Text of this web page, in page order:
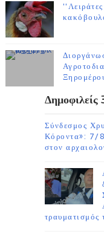
Σύνδεσμος
Κόροντα»: 7/
στον
τραυματισμός